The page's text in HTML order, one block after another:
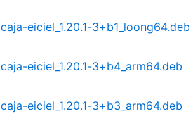
caja-eiciel_1.20.1-3+b1_loong64.deb
caja-eiciel_1.20.1-3+b4_arm64.deb
caja-eiciel_1.20.1-3+b3_arm64.deb